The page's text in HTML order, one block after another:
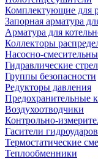
Комплектующие для
Запорная арматура
Арматура для
Коллекторы
Насосно-
Гидравлические
Группы безопасности
Редукторы давления
Предохранительные
Воздухоотводчики
Контрольно-
Гасители гидроударов
Термостатические
Теплообменники